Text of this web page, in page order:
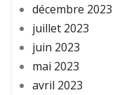
décembre 2023
juillet 2023
juin 2023
mai 2023
avril 2023